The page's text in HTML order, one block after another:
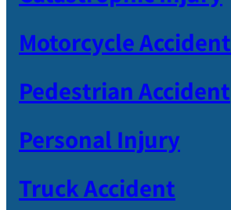
Motorcycle Accident
Pedestrian Accident
Personal Injury
Truck Accident